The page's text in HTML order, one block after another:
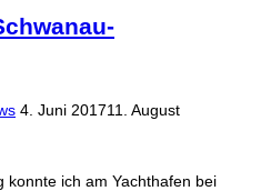
Veröffentlicht
4. Juni 201711. August
konnte ich am Yachthafen bei